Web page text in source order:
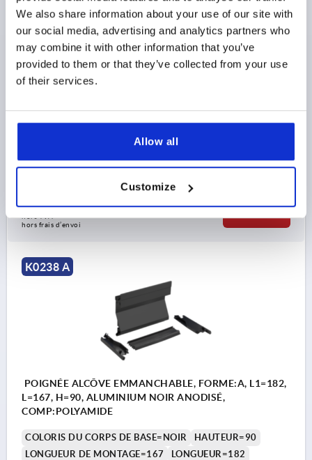
We also share information about your use of our site with
our social media, advertising and analytics partners who
may combine it with other information that you’ve
provided to them or that they’ve collected from your use
of their services.
Allow all
Customize
POIGNÉE ALCÔVE EMMANCHABLE, FORME:A, L1=133,
L=118, H=90, ALUMINIUM NATURE ANODISÉ,
COMP:POLYAMIDE
COLORIS DU CORPS DE BASE=NATURE
CAPACITÉ DE CHARGE N =500
Référence:K0238.11813
$28.71
hors TVA
hors frais d’envoi
K0238 A
POIGNÉE ALCÔVE EMMANCHABLE, FORME:A, L1=182,
L=167, H=90, ALUMINIUM NOIR ANODISÉ,
COMP:POLYAMIDE
COLORIS DU CORPS DE BASE=NOIR
HAUTEUR=90
LONGUEUR DE MONTAGE=167
LONGUEUR=182